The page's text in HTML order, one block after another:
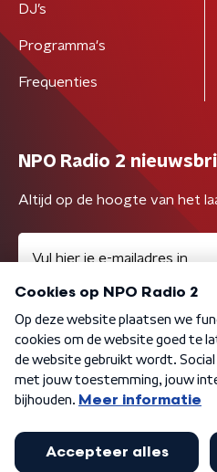
DJ’s
Programma's
Frequenties
NPO Radio 2
Altijd op de hoogte van het
Algemene voorwaarden